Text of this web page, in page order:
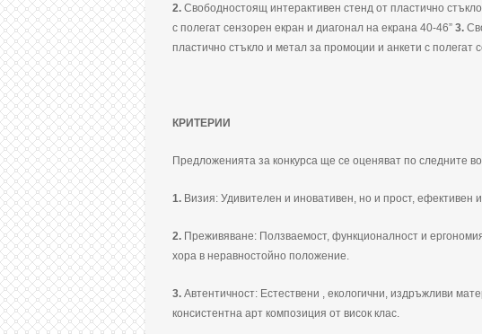
2. Свободностоящ интерактивен стенд от пластично
с полегат сензорен екран и диагонал на екрана 40-46” 3.
пластично стъкло и метал за промоции и анкети с полегат
КРИТЕРИИ
Предложенията за конкурса ще се оценяват по следните
1. Визия: Удивителен и иновативен, но и прост, ефективен
2. Преживяване: Ползваемост, функционалност и
хора в неравностойно положение.
3. Автентичност: Естествени , екологични, издръжливи
консистентна арт композиция от висок клас.